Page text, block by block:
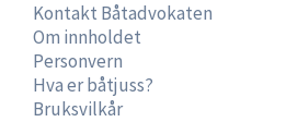
Kontakt Båtadvokaten
Om innholdet
Personvern
Hva er båtjuss?
Bruksvilkår